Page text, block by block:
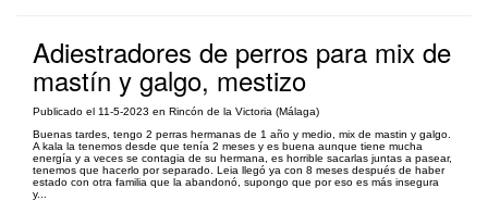
Adiestradores de perros para mix de
mastín y galgo, mestizo
Publicado el 11-5-2023 en Rincón de la Victoria (Málaga)
Buenas tardes, tengo 2 perras hermanas de 1 año y medio, mix de mastin y galgo.
A kala la tenemos desde que tenía 2 meses y es buena aunque tiene mucha
energía y a veces se contagia de su hermana, es horrible sacarlas juntas a pasear,
tenemos que hacerlo por separado. Leia llegó ya con 8 meses después de haber
estado con otra familia que la abandonó, supongo que por eso es más insegura
y...